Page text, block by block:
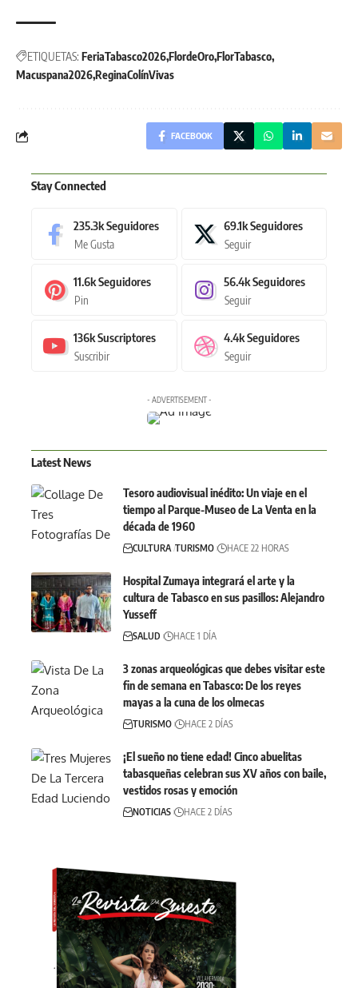
ETIQUETAS: FeriaTabasco2026FlordeOroFlorTabasco
Macuspana2026ReginaColínVivas
FACEBOOK
Stay Connected
235.3kSeguidores
Me Gusta
69.1kSeguidores
Seguir
11.6kSeguidores
Pin
56.4kSeguidores
Seguir
136kSuscriptores
Suscribir
4.4kSeguidores
Seguir
- ADVERTISEMENT -
Latest News
Tesoro audiovisual inédito: Un viaje en el
tiempo al Parque-Museo de La Venta en la
década de 1960
CULTURA TURISMO HACE 22 HORAS
Hospital Zumaya integrará el arte y la
cultura de Tabasco en sus pasillos: Alejandro
Yusseff
SALUD HACE 1 DÍA
3 zonas arqueológicas que debes visitar este
fin de semana en Tabasco: De los reyes
mayas a la cuna de los olmecas
TURISMO HACE 2 DÍAS
¡El sueño no tiene edad! Cinco abuelitas
tabasqueñas celebran sus XV años con baile,
vestidos rosas y emoción
NOTICIAS HACE 2 DÍAS